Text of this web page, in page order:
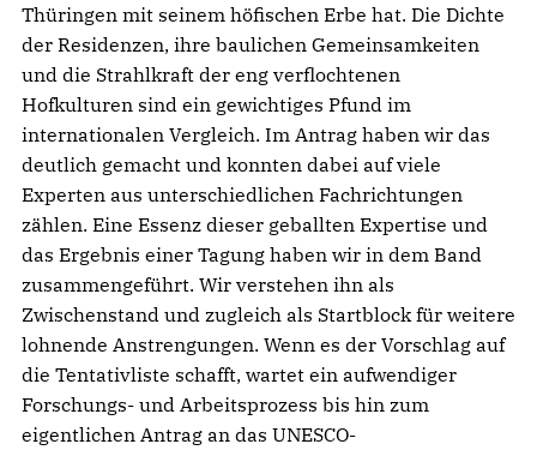
Thüringen mit seinem höfischen Erbe hat. Die Dichte
der Residenzen, ihre baulichen Gemeinsamkeiten
und die Strahlkraft der eng verflochtenen
Hofkulturen sind ein gewichtiges Pfund im
internationalen Vergleich. Im Antrag haben wir das
deutlich gemacht und konnten dabei auf viele
Experten aus unterschiedlichen Fachrichtungen
zählen. Eine Essenz dieser geballten Expertise und
das Ergebnis einer Tagung haben wir in dem Band
zusammengeführt. Wir verstehen ihn als
Zwischenstand und zugleich als Startblock für weitere
lohnende Anstrengungen. Wenn es der Vorschlag auf
die Tentativliste schafft, wartet ein aufwendiger
Forschungs- und Arbeitsprozess bis hin zum
eigentlichen Antrag an das UNESCO-